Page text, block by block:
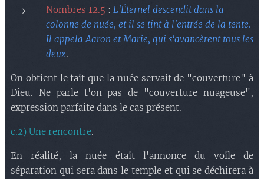
Nombres 12.5 : L'Éternel descendit dans la
colonne de nuée, et il se tint à l'entrée de la tente.
Il appela Aaron et Marie, qui s'avancèrent tous les
deux.
On obtient le fait que la nuée servait de "couverture" à
Dieu. Ne parle t'on pas de "couverture nuageuse",
expression parfaite dans le cas présent.
c.2) Une rencontre.
En réalité, la nuée était l'annonce du voile de
séparation qui sera dans le temple et qui se déchirera à